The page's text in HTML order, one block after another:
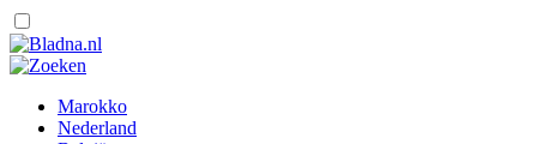
Marokko
Nederland